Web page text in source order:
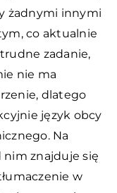
żadnymi innymi
co aktualnie
zadanie,
nie ma
dlatego
język obcy
Na
nim znajduje się
w